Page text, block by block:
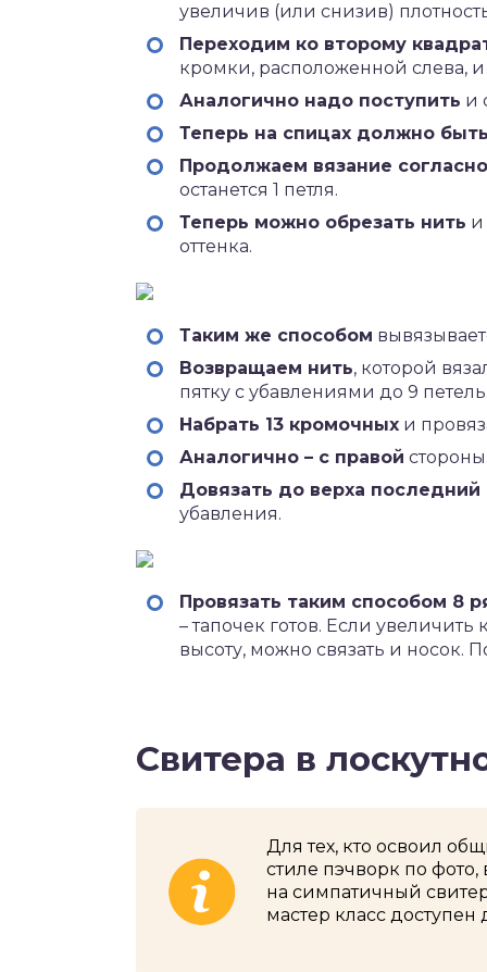
увеличив (или снизив)
Переходим ко второму
кромки, расположенной слева,
Аналогично надо поступить и
Теперь на спицах должно
Продолжаем вязание
останется 1 петля.
Теперь можно обрезать нить и
оттенка.
Таким же способом
Возвращаем нить, которой
пятку с убавлениями до 9
Набрать 13 кромочных и
Аналогично – с правой
Довязать до верха последний
убавления.
Провязать таким способом 8
– тапочек готов. Если
высоту, можно связать и носок.
Свитера в
Для тех, кто освоил
стиле пэчворк по
на симпатичный
мастер класс